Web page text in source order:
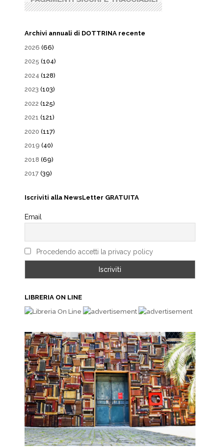
Archivi annuali di DOTTRINA recente
2026 (66)
2025 (104)
2024 (128)
2023 (103)
2022 (125)
2021 (121)
2020 (117)
2019 (40)
2018 (69)
2017 (39)
Iscriviti alla NewsLetter GRATUITA
Email
Procedendo accetti la privacy policy
LIBRERIA ON LINE